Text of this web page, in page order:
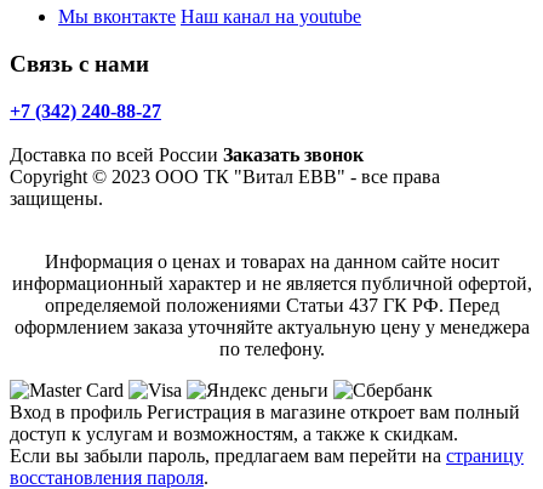
Мы вконтакте Наш канал на youtube
Связь с нами
+7 (342) 240-88-27
Доставка по всей России Заказать звонок
Copyright © 2023 ООО ТК "Витал ЕВВ" - все права
защищены.
Информация о ценах и товарах на данном сайте носит
информационный характер и не является публичной офертой,
определяемой положениями Статьи 437 ГК РФ. Перед
оформлением заказа уточняйте актуальную цену у менеджера
по телефону.
Вход в профиль Регистрация в магазине откроет вам полный
доступ к услугам и возможностям, а также к скидкам.
Если вы забыли пароль, предлагаем вам перейти на страницу
восстановления пароля.